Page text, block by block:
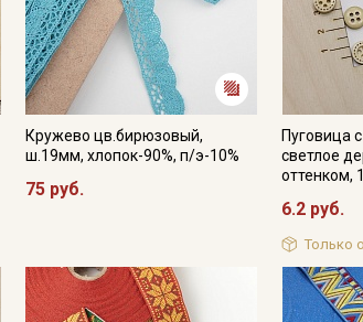
Кружево цв.бирюзовый,
ш.19мм, хлопок-90%, п/э-10%
75 руб.
Пуговица
светлое
оттенком,
6.2 руб.
Только